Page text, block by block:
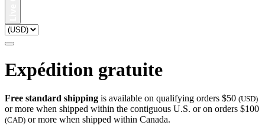
Expédition gratuite
Free standard shipping is available on qualifying orders $50 (USD)
or more when shipped within the contiguous U.S. or on orders $100
(CAD) or more when shipped within Canada.